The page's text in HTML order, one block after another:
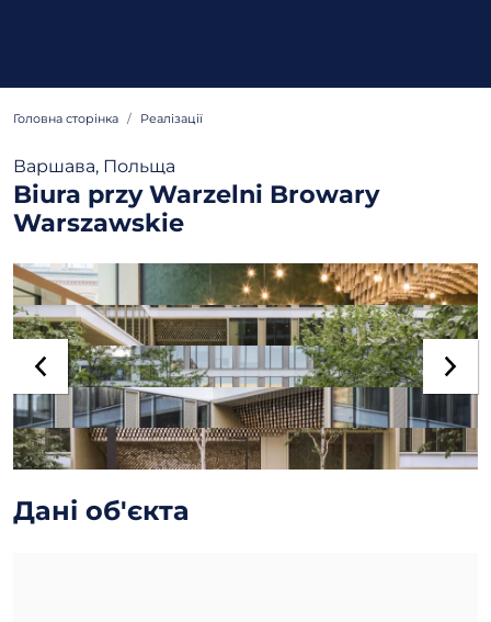
Головна сторінка Реалізації
Варшава, Польща
Biura przy Warzelni Browary
Warszawskie
Дані об'єкта